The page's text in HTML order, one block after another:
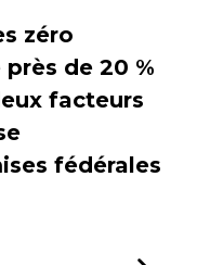
zéro
de 20 %
facteurs
fédérales